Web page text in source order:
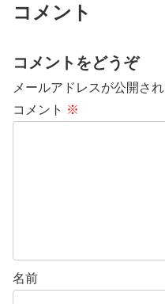
コメント
コメントをどうぞ
メールアドレスが公開さ
コメント ※
名前